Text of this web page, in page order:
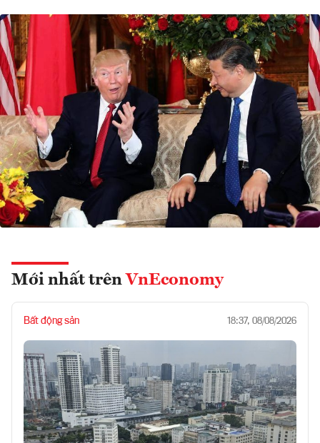
Mới nhất trên VnEconomy
Bất động sản 18:37, 08/08/2026